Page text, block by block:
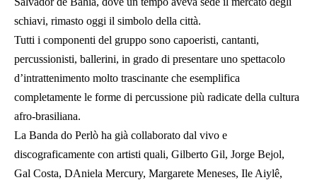
schiavi, rimasto oggi il simbolo della città.
Tutti i componenti del gruppo sono capoeristi, cantanti,
percussionisti, ballerini, in grado di presentare uno spettacolo
d’intrattenimento molto trascinante che esemplifica
completamente le forme di percussione più radicate della cultura
afro-brasiliana.
La Banda do Perlò ha già collaborato dal vivo e
discograficamente con artisti quali, Gilberto Gil, Jorge Bejol,
Gal Costa, DAniela Mercury, Margarete Meneses, Ile Aiylê,